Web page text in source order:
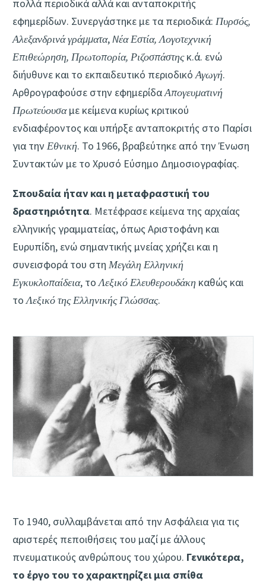
πολλά περιοδικά αλλά και ανταποκριτής
εφημερίδων. Συνεργάστηκε με τα περιοδικά: Πυρσός,
Αλεξανδρινά γράμματα,Nέα Εστία, Λογοτεχνική
Επιθεώρηση, Πρωτοπορία, Ριζοσπάστηςκ.ά. ενώ
διήυθυνε και το εκπαιδευτικό περιοδικόΑγωγή.
Αρθρογραφούσε στην εφημερίδαΑπογευματινή
Πρωτεύουσαμε κείμενα κυρίως κριτικού
ενδιαφέροντος και υπήρξε ανταποκριτής στο Παρίσι
για την Εθνική. Το 1966, βραβεύτηκε από την Ένωση
Συντακτών με το Χρυσό Εύσημο Δημοσιογραφίας.
Σπουδαία ήταν και η μεταφραστική του
δραστηριότητα. Μετέφρασε κείμενα της αρχαίας
ελληνικής γραμματείας, όπως Αριστοφάνη και
Ευρυπίδη, ενώ σημαντικής μνείας χρήζει και η
συνεισφορά του στη Μεγάλη Ελληνική
Εγκυκλοπαίδεια, τοΛεξικό Ελευθερουδάκη καθώς και
τοΛεξικό της Ελληνικής Γλώσσας.
Το 1940, συλλαμβάνεται από την Ασφάλεια για τις
αριστερές πεποιθήσεις του μαζί με άλλους
πνευματικούς ανθρώπους του χώρου. Γενικότερα,
το έργο του το χαρακτηρίζει μια σπίθα